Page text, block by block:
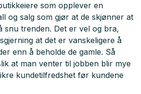
som opplever en
og salg som gjør at de skjønner at
snu trenden. Det er vel og bra,
at det er vanskeligere å
enn å beholde de gamle. Så
at man venter til jobben blir mye
kundetilfredshet før kundene